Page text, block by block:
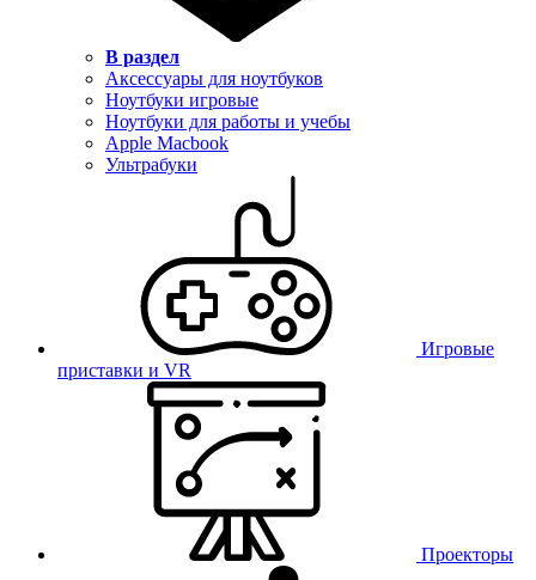
В раздел
Аксессуары для ноутбуков
Ноутбуки игровые
Ноутбуки для работы и учебы
Apple Macbook
Ультрабуки
Игровые
приставки и VR
Проекторы